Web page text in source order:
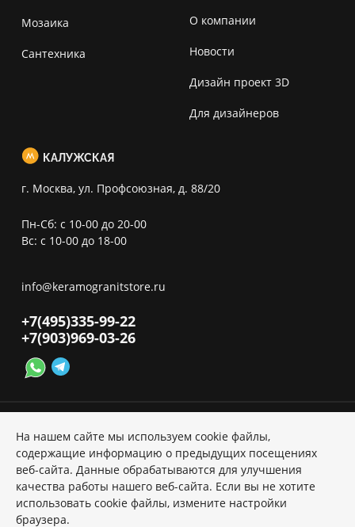
Мозаика
Сантехника
О компании
Новости
Дизайн проект 3D
Для дизайнеров
КАЛУЖСКАЯ
г. Москва, ул. Профсоюзная, д. 88/20
Пн-Сб: с 10-00 до 20-00
Вс: с 10-00 до 18-00
info@keramogranitstore.ru
+7(495)335-99-22
+7(903)969-03-26
Политика ПД
Copyright © 2026 Kerama Marazzi
На нашем сайте мы используем cookie файлы,
содержащие информацию о предыдущих посещениях
веб-сайта. Данные обрабатываются для улучшения
качества работы нашего веб-сайта. Если вы не хотите
использовать cookie файлы, измените настройки
браузера.